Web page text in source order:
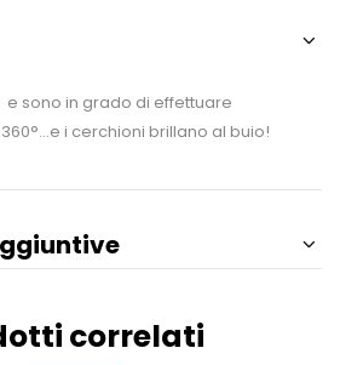
sono in grado di effettuare
i cerchioni brillano al buio!
correlati